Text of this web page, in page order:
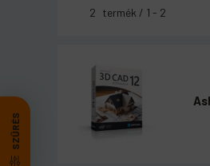
SZŰRÉS
2 termék 1 2